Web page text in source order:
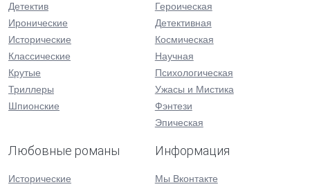
Детектив
Иронические
Исторические
Классические
Крутые
Триллеры
Шпионские
Героическая
Детективная
Космическая
Научная
Психологическая
Ужасы и Мистика
Фэнтези
Эпическая
Любовные романы
Исторические
Информация
Мы Вконтакте